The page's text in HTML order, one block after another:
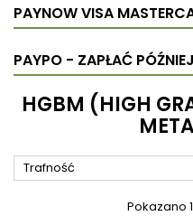
PAYNOW VISA
PAYPO - ZAPŁAĆ PÓŹNIEJ
HGBM (HIGH
Trafność
Pokazano